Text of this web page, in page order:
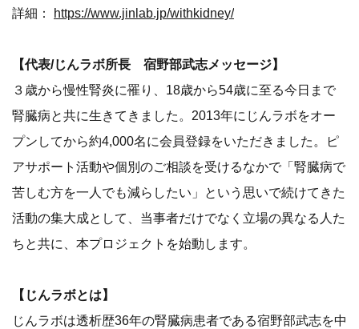
詳細：
https://www.jinlab.jp/withkidney/
【代表/じんラボ所長 宿野部武志メッセージ】
３歳から慢性腎炎に罹り、18歳から54歳に至る今日まで
腎臓病と共に生きてきました。2013年にじんラボをオー
プンしてから約4,000名に会員登録をいただきました。ピ
アサポート活動や個別のご相談を受けるなかで「腎臓病で
苦しむ方を一人でも減らしたい」という思いで続けてきた
活動の集大成として、当事者だけでなく立場の異なる人た
ちと共に、本プロジェクトを始動します。
【じんラボとは】
じんラボは透析歴36年の腎臓病患者である宿野部武志を中